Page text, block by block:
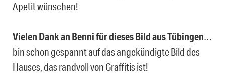
Apetit wünschen!
Vielen Dank an Benni für dieses Bild aus Tübingen…
bin schon gespannt auf das angekündigte Bild des
Hauses, das randvoll von Graffitis ist!